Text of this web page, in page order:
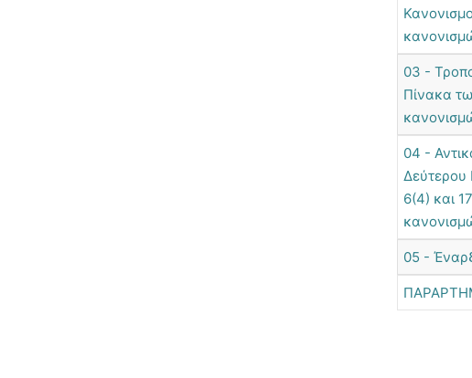
03 -
Πίνακα
04 -
Δεύτερου
6(4) και
05 -